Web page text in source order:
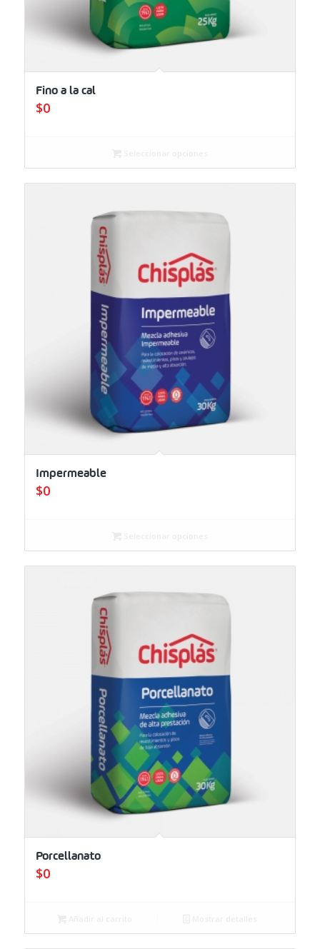
Fino a la cal
$0
Impermeable
$0
Porcellanato
$0